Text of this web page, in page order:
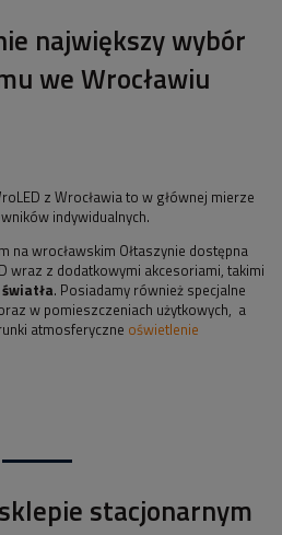
największy wybór
we Wrocławiu
z Wrocławia to w głównej mierze
indywidualnych.
na wrocławskim Ołtaszynie dostępna
wraz z dodatkowymi akcesoriami, takimi
. Posiadamy również specjalne
w pomieszczeniach użytkowych, a
atmosferyczne oświetlenie
stacjonarnym